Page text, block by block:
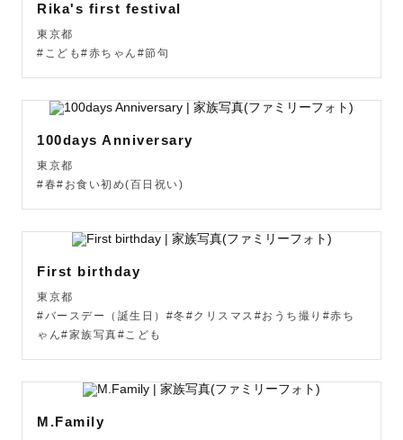
Rika's first festival
東京都
#こども#赤ちゃん#節句
100days Anniversary
東京都
#春#お食い初め(百日祝い)
First birthday
東京都
#バースデー（誕生日）#冬#クリスマス#おうち撮り#赤ち
ゃん#家族写真#こども
M.Family